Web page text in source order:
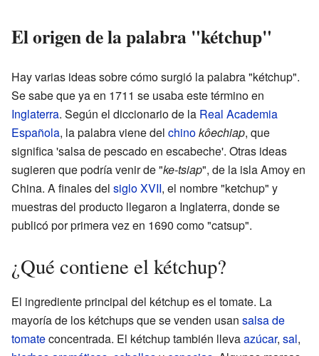
El origen de la palabra "kétchup"
Hay varias ideas sobre cómo surgió la palabra "kétchup".
Se sabe que ya en 1711 se usaba este término en
Inglaterra. Según el diccionario de la Real Academia
Española, la palabra viene del chinokôechiap, que
significa 'salsa de pescado en escabeche'. Otras ideas
sugieren que podría venir de "ke-tsiap", de la isla Amoy en
China. A finales del siglo XVII, el nombre "ketchup" y
muestras del producto llegaron a Inglaterra, donde se
publicó por primera vez en 1690 como "catsup".
¿Qué contiene el kétchup?
El ingrediente principal del kétchup es el tomate. La
mayoría de los kétchups que se venden usan salsa de
tomateconcentrada. El kétchup también llevaazúcar, sal,